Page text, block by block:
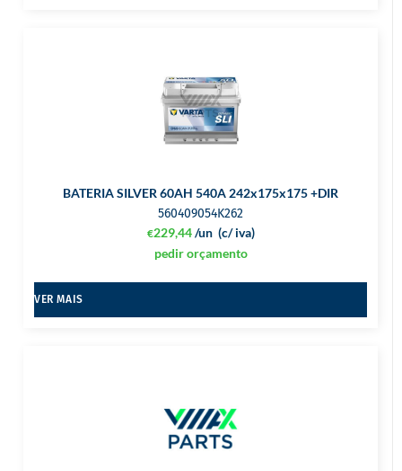
BATERIA SILVER 60AH 540A 242x175x175 +DIR
560409054K262
€229,44 (c/ iva)
/un
pedir orçamento
VER MAIS